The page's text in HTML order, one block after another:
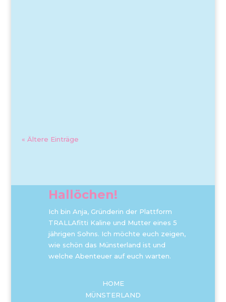
« Ältere Einträge
Hallöchen!
Ich bin Anja, Gründerin der Plattform
TRALLAfitti Kaline und Mutter eines 5
jährigen Sohns. Ich möchte euch zeigen,
wie schön das Münsterland ist und
welche Abenteuer auf euch warten.
HOME
MÜNSTERLAND